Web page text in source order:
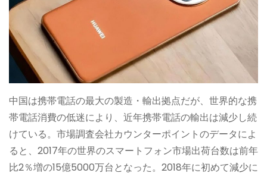
中国は携帯電話の最大の製造・輸出拠点だが、世界的な携
帯電話消費の低迷により、近年携帯電話の輸出は減少し続
けている。市場調査会社カウンターポイントのデータによ
ると、2017年の世界のスマートフォン市場出荷台数は前年
比2％増の15億5000万台となった。2018年に初めて減少に